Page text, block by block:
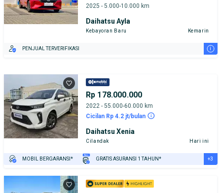
2025 - 5.000-10.000 km
Daihatsu Ayla
Kebayoran Baru Kemarin
PENJUAL TERVERIFIKASI i
Rp 178.000.000
2022 - 55.000-60.000 km
Cicilan Rp 4.2 jt/bulan
Daihatsu Xenia
Cilandak Hari ini
MOBIL BERGARANSI* GRATIS ASURANSI 1 TAHUN*
PENJUAL TERVERIFIKASI
+3